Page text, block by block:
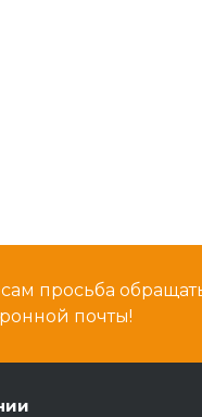
просьба
почты!